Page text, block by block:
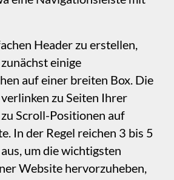
hervorzuheben,
Alternativ
werden. Wählen
rechten Maustaste,
und wählen Sie
Sie Gruppieren
oben auf dem
Gruppe bietet
die Option Am
anheften; nun bleibt